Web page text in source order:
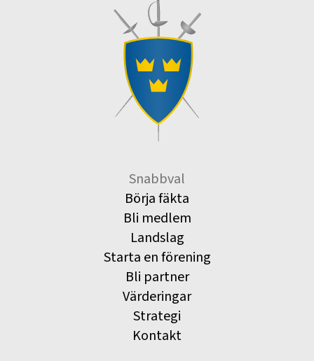
Snabbval
Börja fäkta
Bli medlem
Landslag
Starta en förening
Bli partner
Värderingar
Strategi
Kontakt